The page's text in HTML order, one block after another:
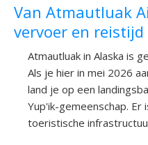
Van Atmautluak
vervoer en reistijd
Atmautluak in Alaska is
Als je hier in mei 2026
land je op een
Yup'ik-gemeenschap. Er
toeristische